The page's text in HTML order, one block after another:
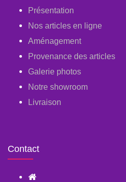
Présentation
Nos articles en ligne
Aménagement
Provenance des articles
Galerie photos
Notre showroom
Livraison
Contact